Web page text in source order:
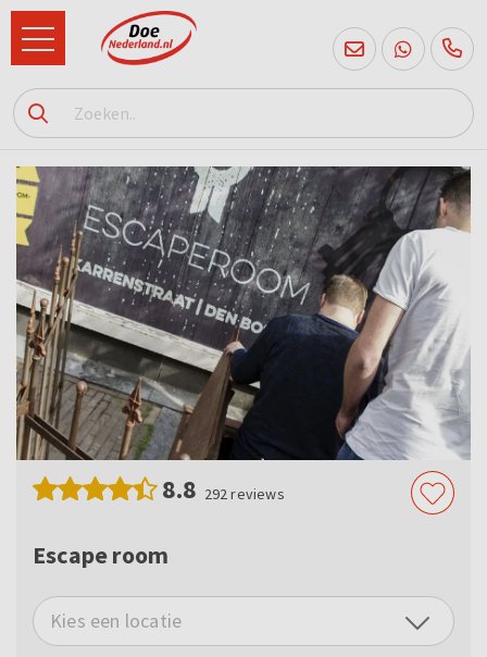
085
760
2556
8.8 292reviews
Escape room
Kies een locatie